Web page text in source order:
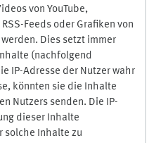
von YouTube,
Feeds oder Grafiken von
Dies setzt immer
(nachfolgend
IP-Adresse der Nutzer wahr
könnten sie die Inhalte
Nutzers senden. Die IP-
dieser Inhalte
solche Inhalte zu